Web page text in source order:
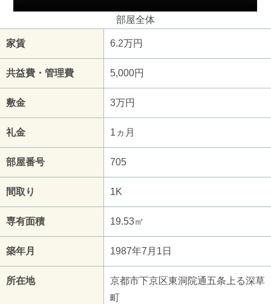
部屋全体
家賃 6.2万円
共益費・管理費 5,000円
敷金 3万円
礼金 1ヵ月
部屋番号 705
間取り 1K
専有面積 19.53㎡
築年月 1987年7月1日
所在地
京都市下京区東洞院通五条上る深草
町